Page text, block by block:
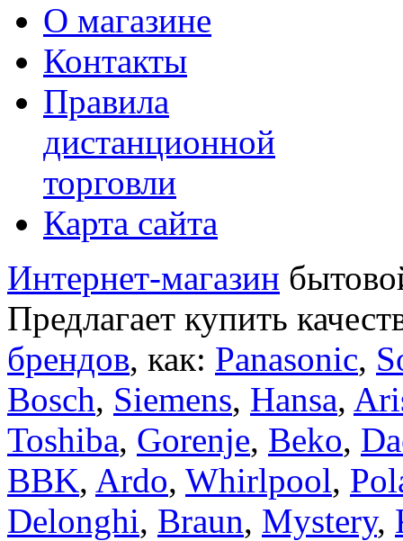
О магазине
Контакты
Правила
дистанционной
торговли
Карта сайта
Интернет-магазин
Предлагает купить
брендов, как: Panasonic,
Bosch, Siemens, Hansa,
Toshiba, Gorenje, Beko,
BBK, Ardo, Whirlpool,
Delonghi, Braun, Mystery,